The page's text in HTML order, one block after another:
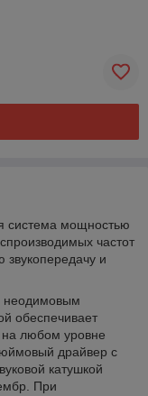
система мощностью
частот
звукопередачу и
неодимовым
обеспечивает
на любом уровне
драйвер с
катушкой
При